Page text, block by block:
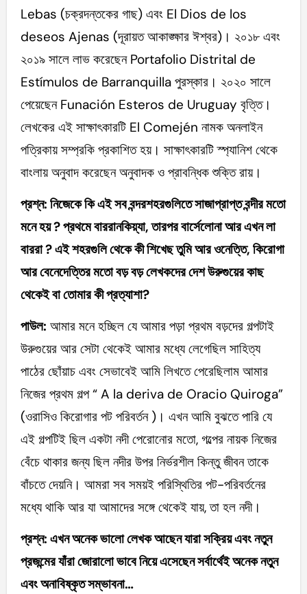
Lebas (চক্রদন্তকের গাছ) এবং El Dios de los
deseos Ajenas (দূরায়ত আকাঙ্ক্ষার ঈশ্বর)। ২০১৮ এবং
২০১৯ সালে লাভ করেছেন Portafolio Distrital de
Estímulos de Barranquilla পুরস্কার। ২০২০ সালে
পেয়েছেন Funación Esteros de Uruguay বৃত্তি।
লেখকের এই সাক্ষাৎকারটি El Comején নামক অনলাইন
পত্রিকায় সম্প্রকি প্রকাশিত হয়। সাক্ষাৎকারটি স্প্যানিশ থেকে
বাংলায় অনুবাদ করেছেন অনুবাদক ও প্রাবন্ধিক শুক্তি রায়।
প্রশ্ন: নিজেকে কি এই সব বন্দরশহরগুলিতে সাজাপ্রাপ্ত বন্দীর মতো
মনে হয় ? প্রথমে বাররানকিয়্যা, তারপর বার্সেলোনা আর এখন লা
বাররা ? এই শহরগুলি থেকে কী শিখেছ তুমি আর ওনেত্তি, কিরোগা
আর বেনেদেত্তির মতো বড় বড় লেখকদের দেশ উরুগুয়ের কাছ
থেকেই বা তোমার কী প্রত্যাশা?
পাউল: আমার মনে হচ্ছিল যে আমার পড়া প্রথম বড়দের গল্পটাই
উরুগুয়ের আর সেটা থেকেই আমার মধ্যে লেগেছিল সাহিত্য
পাঠের ছোঁয়াচ এবং সেভাবেই আমি লিখতে পেরেছিলাম আমার
নিজের প্রথম গল্প “ A la deriva de Oracio Quiroga”
(ওরাসিও কিরোগার পট পরিবর্তন )। এখন আমি বুঝতে পারি যে
এই গল্পটিই ছিল একটা নদী পেরোনোর মতো, গল্পের নায়ক নিজের
বেঁচে থাকার জন্য ছিল নদীর উপর নির্ভরশীল কিন্তু জীবন তাকে
বাঁচতে দেয়নি। আমরা সব সময়ই পরিস্থিতির পট-পরিবর্তনের
মধ্যে থাকি আর যা আমাদের সঙ্গে থেকেই যায়, তা হল নদী।
প্রশ্ন: এখন অনেক ভালো লেখক আছেন যারা সক্রিয় এবং নতুন
প্রজন্মের যাঁরা জোরালো ভাবে নিয়ে এসেছেন সর্বার্থেই অনেক নতুন
এবং অনাবিষ্কৃত সম্ভাবনা…